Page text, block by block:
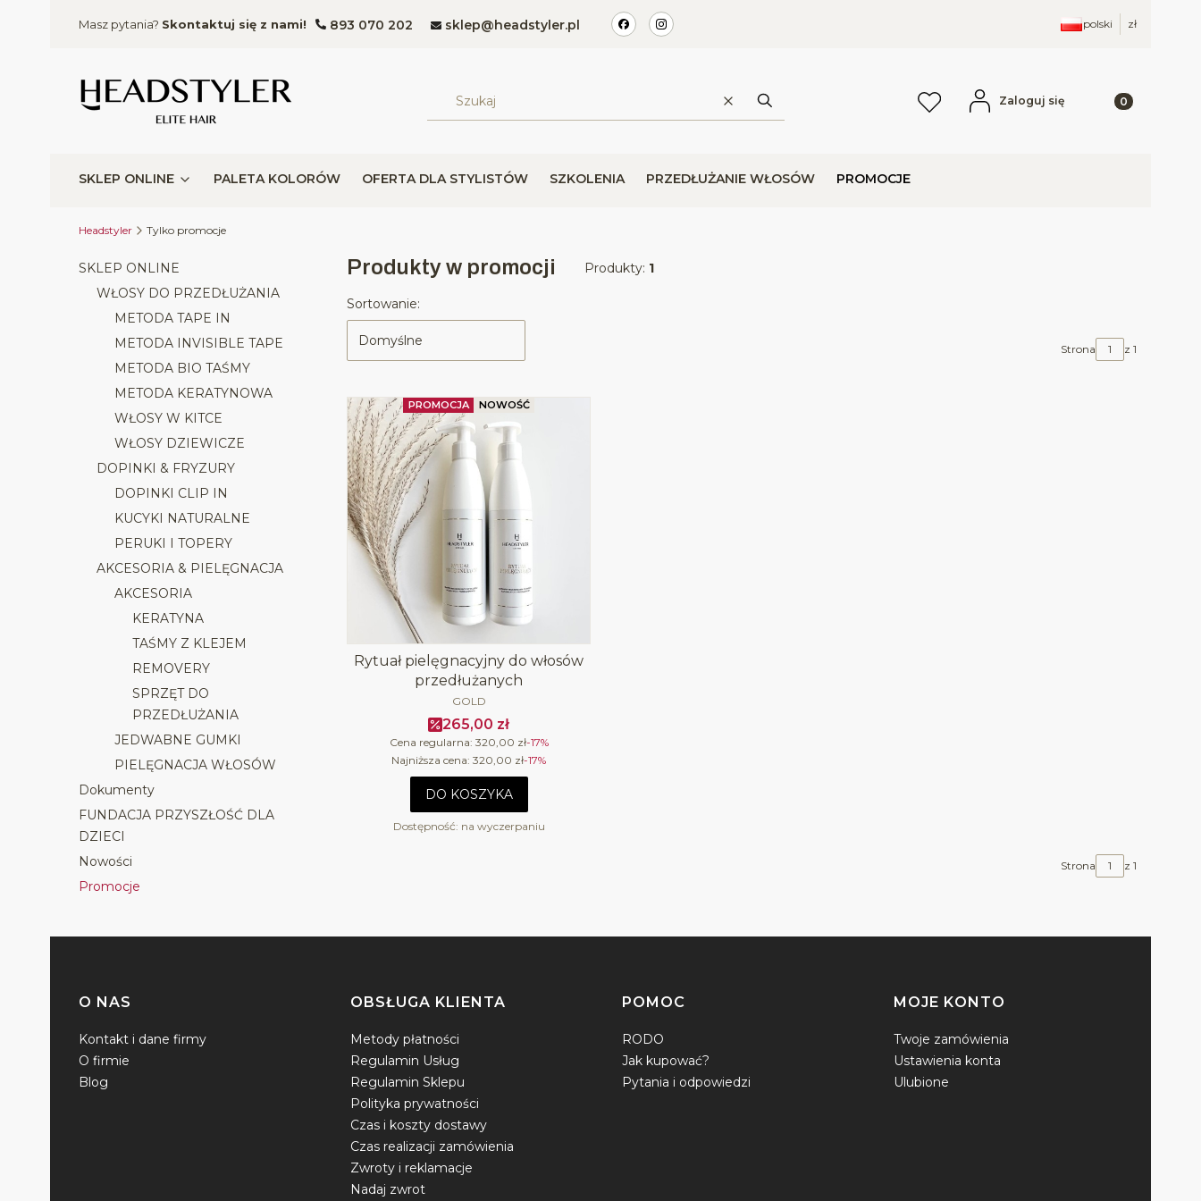
Masz pytania? Skontaktuj się z nami! 893 070 202 sklep@headstyler.pl polski zł
WyczyśćSzukaj Ulubione
Zaloguj się Produkty w
SKLEP ONLINE PALETA KOLORÓW OFERTA DLA STYLISTÓW SZKOLENIA PRZEDŁUŻANIE WŁOSÓW PROMOCJE
Headstyler Tylko promocje
SKLEP ONLINE
WŁOSY DO PRZEDŁUŻANIA
METODA TAPE IN
METODA INVISIBLE TAPE
METODA BIO TAŚMY
METODA KERATYNOWA
WŁOSY W KITCE
WŁOSY DZIEWICZE
DOPINKI & FRYZURY
DOPINKI CLIP IN
KUCYKI NATURALNE
PERUKI I TOPERY
AKCESORIA & PIELĘGNACJA
AKCESORIA
KERATYNA
TAŚMY Z KLEJEM
REMOVERY
SPRZĘT DO
PRZEDŁUŻANIA
JEDWABNE GUMKI
PIELĘGNACJA WŁOSÓW
Dokumenty
FUNDACJA PRZYSZŁOŚĆ DLA
DZIECI
Nowości
Promocje
Produkty w promocji Produkty: 1
Lista produktów
Sortowanie:
Domyślne
Strona z 1
PROMOCJA NOWOŚĆ
Rytuał pielęgnacyjny do włosów
przedłużanych
PRODUCENT
GOLD
Cena promocyjna
265,00 zł
Cena regularna: 320,00 zł-17%
Najniższa cena: 320,00 zł-17%
DO KOSZYKA
Dostępność: na wyczerpaniu
Strona z 1
Linki w stopce
O NAS
Kontakt i dane firmy
O firmie
Blog
OBSŁUGA KLIENTA
Metody płatności
Regulamin Usług
Regulamin Sklepu
Polityka prywatności
Czas i koszty dostawy
Czas realizacji zamówienia
Zwroty i reklamacje
Nadaj zwrot
POMOC
RODO
Jak kupować?
Pytania i odpowiedzi
MOJE KONTO
Twoje zamówienia
Ustawienia konta
Ulubione